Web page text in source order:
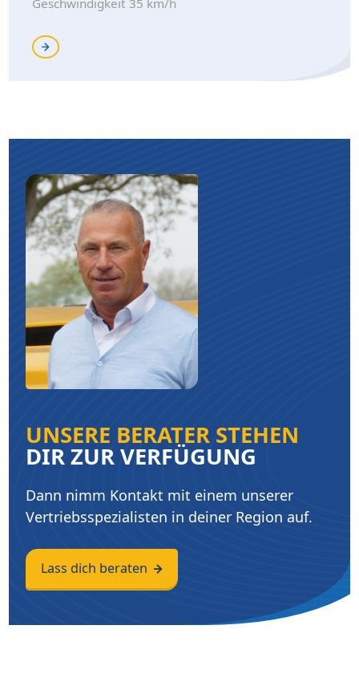
UNSERE BERATER STEHEN
DIR ZUR VERFÜGUNG
Dann nimm Kontakt mit einem unserer
Vertriebsspezialisten in deiner Region auf.
Lass dich beraten